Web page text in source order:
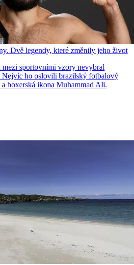
Dvě legendy, které změnily jeho život
sportovními vzory nevybral
Nejvíc ho oslovili brazilský fotbalový
boxerská ikona Muhammad Ali.